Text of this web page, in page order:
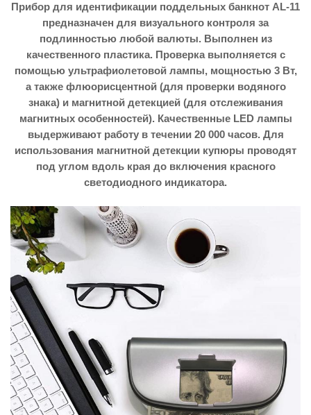
Прибор для идентификации поддельных банкнот AL-11
предназначен для визуального контроля за
подлинностью любой валюты. Выполнен из
качественного пластика. Проверка выполняется с
помощью ультрафиолетовой лампы, мощностью 3 Вт,
а также флюорисцентной (для проверки водяного
знака) и магнитной детекцией (для отслеживания
магнитных особенностей). Качественные LED лампы
выдерживают работу в течении 20 000 часов. Для
использования магнитной детекции купюры проводят
под углом вдоль края до включения красного
светодиодного индикатора.